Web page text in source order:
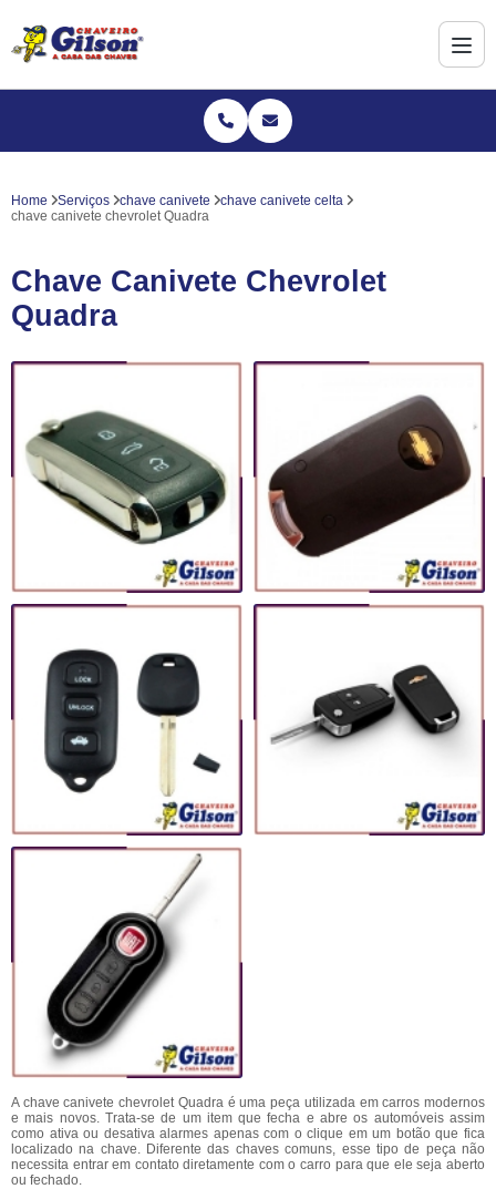
Home Serviços chave canivete
chave canivete celta
chave canivete chevrolet Quadra
Chave Canivete Chevrolet
Quadra
A chave canivete chevrolet Quadra é uma peça utilizada em carros modernos
e mais novos. Trata-se de um item que fecha e abre os automóveis assim
como ativa ou desativa alarmes apenas com o clique em um botão que fica
localizado na chave. Diferente das chaves comuns, esse tipo de peça não
necessita entrar em contato diretamente com o carro para que ele seja aberto
ou fechado.